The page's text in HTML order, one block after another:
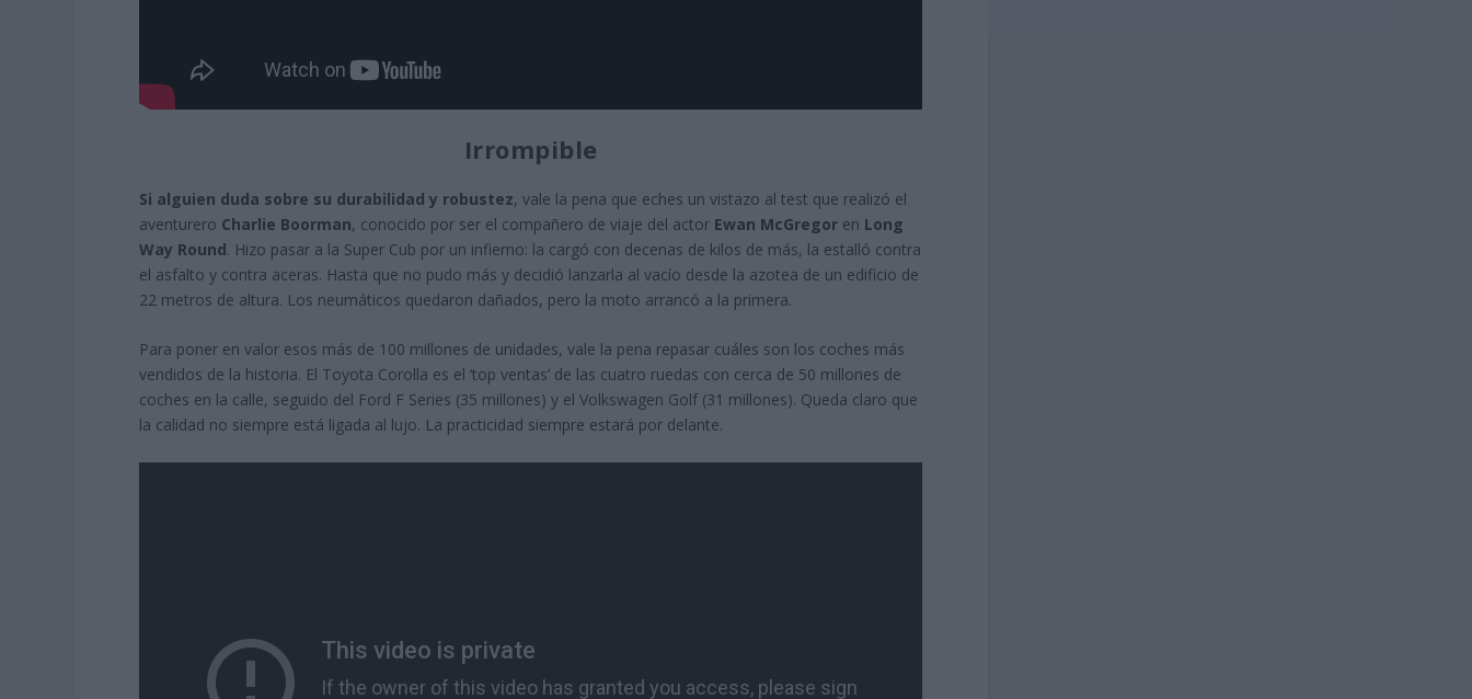
Irrompible
Si alguien duda sobre su durabilidad y robustez, vale la pena que eches un vistazo al test que realizó el
aventurero Charlie Boorman, conocido por ser el compañero de viaje del actor Ewan McGregor en Long
Way Round. Hizo pasar a la Super Cub por un infierno: la cargó con decenas de kilos de más, la estalló contra
el asfalto y contra aceras. Hasta que no pudo más y decidió lanzarla al vacío desde la azotea de un edificio de
22 metros de altura. Los neumáticos quedaron dañados, pero la moto arrancó a la primera.
Para poner en valor esos más de 100 millones de unidades, vale la pena repasar cuáles son los coches más
vendidos de la historia. El Toyota Corolla es el ‘top ventas’ de las cuatro ruedas con cerca de 50 millones de
coches en la calle, seguido del Ford F Series (35 millones) y el Volkswagen Golf (31 millones). Queda claro que
la calidad no siempre está ligada al lujo. La practicidad siempre estará por delante.